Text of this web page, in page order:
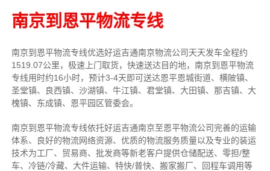
南京到恩平物流专线
南京到恩平物流专线优选好运吉通南京物流公司天天发车全程约
1519.07公里， 极速上门取货，快速送达目的地，南京到恩平物流
专线用时约16小时，预计3-4天即可送达恩平恩城街道、横陂镇、
圣堂镇、良西镇、沙湖镇、牛江镇、君堂镇、大田镇、那吉镇、大
槐镇、东成镇、恩平园区管委会。
南京到恩平物流专线依托好运吉通南京至恩平物流公司完善的运输
体系、良好的物流网络资源、优质的物流服务质量以及专业的装运
技术为工厂、贸易商、批发商等新老客户提供仓储配送、零担/整
车、冷链/冷藏、大件运输、特快/普快、搬家搬厂、回程车调用等